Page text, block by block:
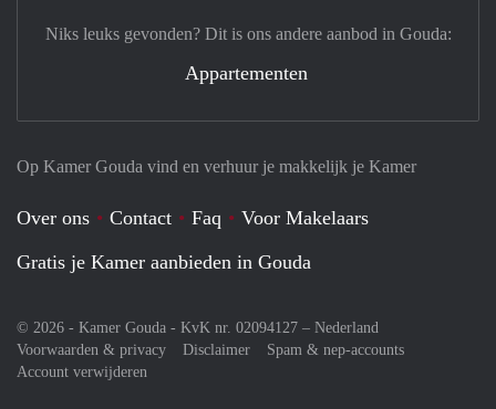
Op Kamer Gouda vind en verhuur je makkelijk je Kamer
Over ons Contact Faq
Voor Makelaars
Gratis je Kamer aanbieden in Gouda
© 2026 - Kamer Gouda - KvK nr. 02094127 – Nederland
Voorwaarden & privacy
Disclaimer
Spam & nep-accounts
Account verwijderen
Niks leuks gevonden? Dit is ons andere aanbod in Gouda:
Appartementen